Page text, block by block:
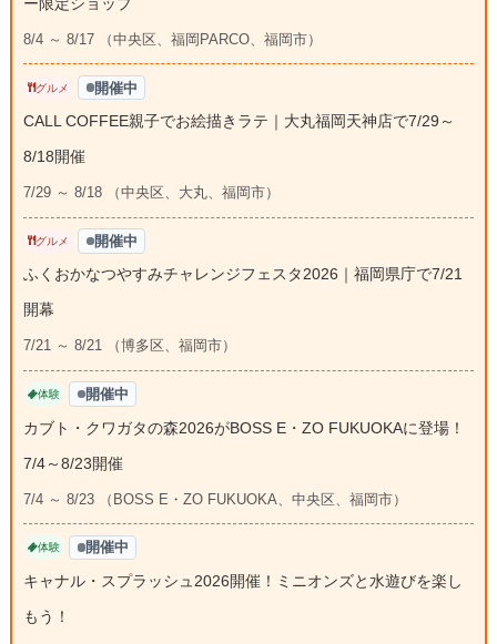
8/4 ～ 8/17 （中央区、福岡PARCO、福岡市）
グルメ 開催中
CALL COFFEE親子でお絵描きラテ｜大丸福岡天神店で7/29～
8/18開催
7/29 ～ 8/18 （中央区、大丸、福岡市）
グルメ 開催中
ふくおかなつやすみチャレンジフェスタ2026｜福岡県庁で7/21
開幕
7/21 ～ 8/21 （博多区、福岡市）
体験 開催中
カブト・クワガタの森2026がBOSS E・ZO FUKUOKAに登場！
7/4～8/23開催
7/4 ～ 8/23 （BOSS E・ZO FUKUOKA、中央区、福岡市）
体験 開催中
キャナル・スプラッシュ2026開催！ミニオンズと水遊びを楽し
もう！